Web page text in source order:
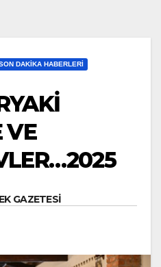
DAKIKA HABERLERI
VE
GAZETESİ